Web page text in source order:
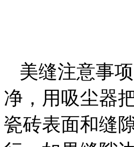
美缝注意事
净，用吸尘器
瓷砖表面和缝